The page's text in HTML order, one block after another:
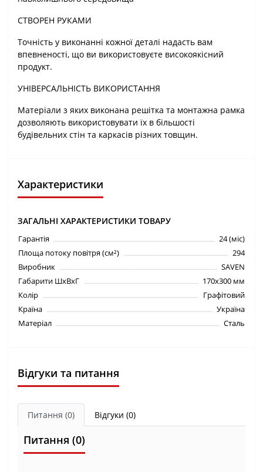
СТВОРЕН РУКАМИ
Точність у виконанні кожної деталі надасть вам
впевненості, що ви використовуєте високоякісний
продукт.
УНІВЕРСАЛЬНІСТЬ ВИКОРИСТАННЯ
Матеріали з яких виконана решітка та монтажна рамка
дозволяють використовувати їх в більшості
будівельних стін та каркасів різних товщин.
Характеристики
ЗАГАЛЬНІ ХАРАКТЕРИСТИКИ ТОВАРУ
Гарантія
24 (міс)
Площа потоку повітря (см²)
294
Виробник
SAVEN
Габарити ШхВхГ
170х300 мм
Колір
Графітовий
Країна
Україна
Матеріал
Сталь
Відгуки та питання
Питання (0) Відгуки (0)
Питання (0)